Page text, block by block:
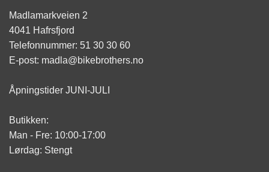
Madlamarkveien 2
4041 Hafrsfjord
Telefonnummer: 51 30 30 60
E-post: madla@bikebrothers.no
Åpningstider JUNI-JULI
Butikken:
Man - Fre: 10:00-17:00
Lørdag: Stengt